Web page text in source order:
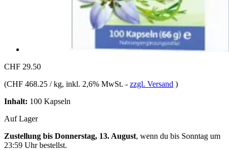
CHF 29.50
(CHF 468.25 / kg, inkl. 2,6% MwSt. - zzgl. Versand )
Inhalt: 100 Kapseln
Auf Lager
Zustellung bis Donnerstag, 13. August, wenn du bis Sonntag um
23:59 Uhrbestellst.